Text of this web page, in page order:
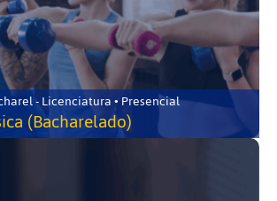
- Licenciatura • Presencial
(Bacharelado)